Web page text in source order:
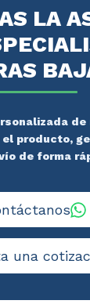
LA
el producto,
de forma
una